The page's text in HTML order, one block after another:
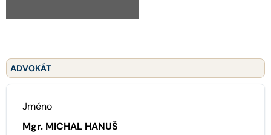
ADVOKÁT
Jméno
Mgr. MICHAL HANUŠ